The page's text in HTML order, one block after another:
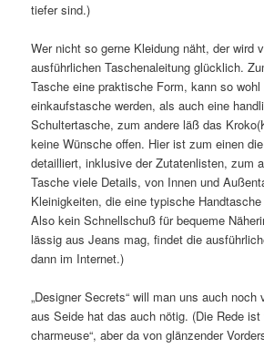
tiefer sind.)
Wer nicht so gerne Kleidung näht, der wird
ausführlichen Taschenaleitung glücklich.
Tasche eine praktische Form, kann so wohl
einkaufstasche werden, als auch eine
Schultertasche, zum andere läß das
keine Wünsche offen. Hier ist zum einen
detailliert, inklusive der Zutatenlisten, zum
Tasche viele Details, von Innen und
Kleinigkeiten, die eine typische
Also kein Schnellschuß für bequeme
lässig aus Jeans mag, findet die
dann im Internet.)
„Designer Secrets“ will man uns auch noch
aus Seide hat das auch nötig. (Die Rede ist
charmeuse“, aber da von glänzender